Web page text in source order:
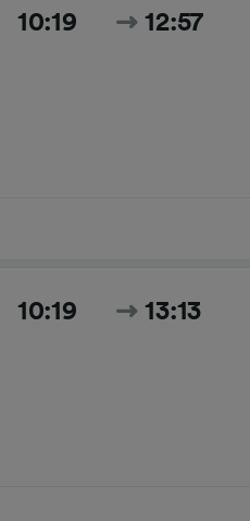
10:19 12:57
10:19 13:13